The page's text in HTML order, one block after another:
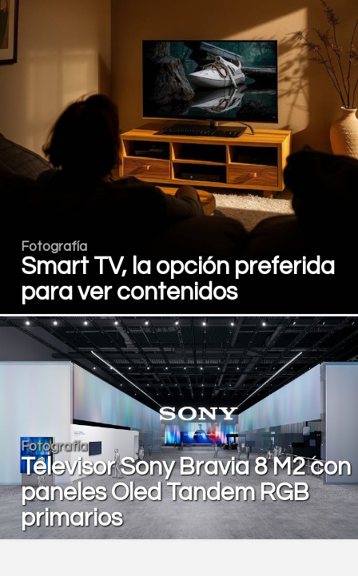
Fotografía
Smart TV, la opción preferida
para ver contenidos
Fotografía
Televisor Sony Bravia 8 M2 con
paneles Oled Tandem RGB
primarios